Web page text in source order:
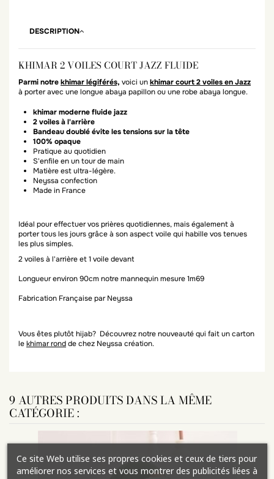
DESCRIPTION
KHIMAR 2 VOILES COURT JAZZ FLUIDE
Parmi notrekhimar légiférés, voici unkhimar court 2 voiles en Jazz
à porter avec une longue abaya papillon ou une robe abaya longue.
khimar moderne fluide jazz
2 voiles à l'arrière
Bandeau doublé évite les tensions sur la tête
100% opaque
Pratique au quotidien
S'enfile en un tour de main
Matière est ultra-légère.
Neyssa confection
Made in France
Idéal pour effectuer vos prières quotidiennes, mais également à
porter tous les jours grâce à son aspect voile qui habille vos tenues
les plus simples.
2 voiles à l'arrière et 1 voile devant
Longueur environ 90cm notre mannequin mesure 1m69
Fabrication Française par Neyssa
Vous êtes plutôt hijab? Découvrez notre nouveauté qui fait un carton
lekhimar rondde chez Neyssa création.
9 AUTRES PRODUITS DANS LA MÊME
CATÉGORIE :
Ce site Web utilise ses propres cookies et ceux de tiers pour
améliorer nos services et vous montrer des publicités liées à